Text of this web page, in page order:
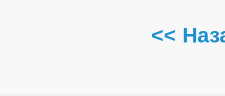
<<